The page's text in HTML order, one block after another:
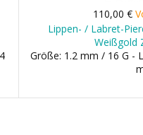
110,00 €
Lippen- / Labret-
Weißgold
Größe: 1.2 mm / 16 G -